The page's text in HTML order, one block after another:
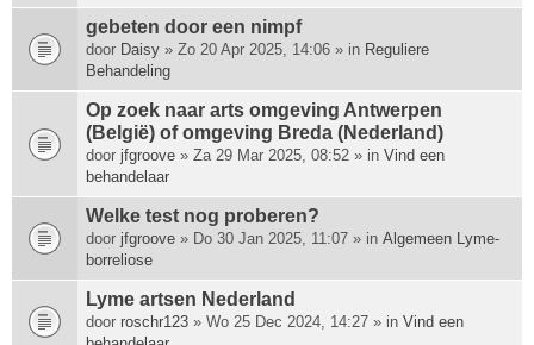
.
gebeten door een nimpf
door Daisy » Zo 20 Apr 2025, 14:06 » in Reguliere
Behandeling
Op zoek naar arts omgeving Antwerpen
(België) of omgeving Breda (Nederland)
door jfgroove » Za 29 Mar 2025, 08:52 » in Vind een
behandelaar
Welke test nog proberen?
door jfgroove » Do 30 Jan 2025, 11:07 » in Algemeen Lyme-
borreliose
Lyme artsen Nederland
door roschr123 » Wo 25 Dec 2024, 14:27 » in Vind een